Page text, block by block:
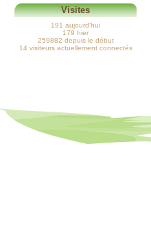
Visites
191 aujourd’hui
179 hier
259882 depuis le début
14 visiteurs actuellement connectés